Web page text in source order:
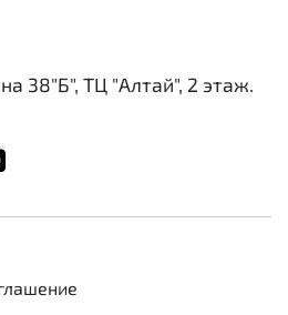
38"Б", ТЦ "Алтай", 2 этаж.